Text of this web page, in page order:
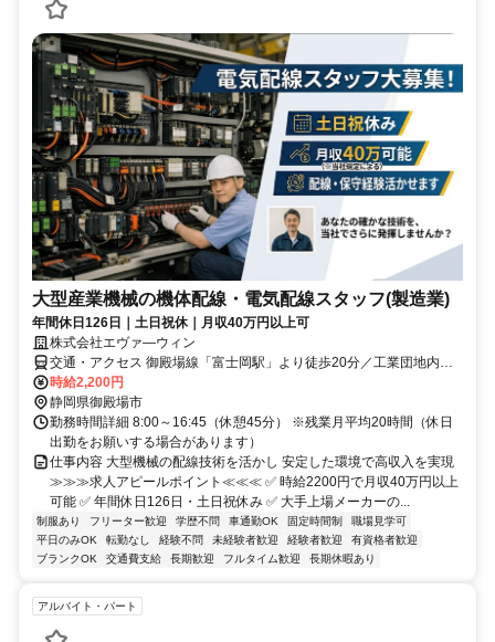
大型産業機械の機体配線・電気配線スタッフ(製造業)
年間休日126日｜土日祝休｜月収40万円以上可
株式会社エヴァ―ウィン
交通・アクセス 御殿場線「富士岡駅」より徒歩20分／工業団地内循
環バスあり ★車通勤可（駐車場あり）
時給2,200円
静岡県御殿場市
勤務時間詳細 8:00～16:45（休憩45分） ※残業月平均20時間（休日
出勤をお願いする場合があります）
仕事内容 大型機械の配線技術を活かし 安定した環境で高収入を実現
≫≫≫求人アピールポイント≪≪≪ ✅ 時給2200円で月収40万円以上
可能 ✅ 年間休日126日・土日祝休み ✅ 大手上場メーカーの...
制服あり フリーター歓迎 学歴不問 車通勤OK 固定時間制
職場見学可
平日のみOK
転勤なし 経験不問 未経験者歓迎 経験者歓迎
有資格者歓迎
ブランクOK
交通費支給 長期歓迎 フルタイム歓迎 長期休暇あり
アルバイト・パート